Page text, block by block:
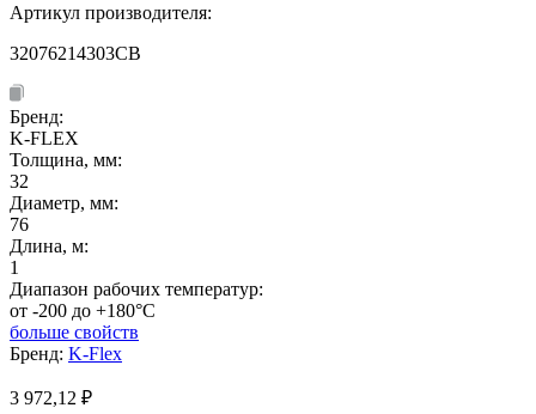
Артикул производителя:
32076214303CB
Бренд:
K-FLEX
Толщина, мм:
32
Диаметр, мм:
76
Длина, м:
1
Диапазон рабочих температур:
от -200 до +180°C
больше свойств
Бренд: K-Flex
3 972,12 ₽